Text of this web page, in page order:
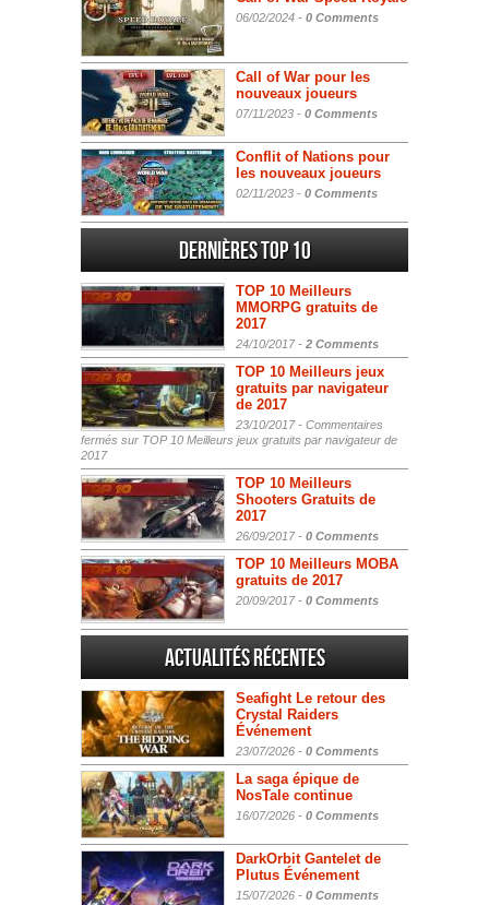
06/02/2024 - 0 Comments
Call of War pour les
nouveaux joueurs
07/11/2023 - 0 Comments
Conflit of Nations pour
les nouveaux joueurs
02/11/2023 - 0 Comments
Dernières Top 10
TOP 10 Meilleurs
MMORPG gratuits de
2017
24/10/2017 - 2 Comments
TOP 10 Meilleurs jeux
gratuits par navigateur
de 2017
23/10/2017 - Commentaires
fermés sur TOP 10 Meilleurs jeux gratuits par navigateur de
2017
TOP 10 Meilleurs
Shooters Gratuits de
2017
26/09/2017 - 0 Comments
TOP 10 Meilleurs MOBA
gratuits de 2017
20/09/2017 - 0 Comments
Actualités Récentes
Seafight Le retour des
Crystal Raiders
Événement
23/07/2026 - 0 Comments
La saga épique de
NosTale continue
16/07/2026 - 0 Comments
DarkOrbit Gantelet de
Plutus Événement
15/07/2026 - 0 Comments